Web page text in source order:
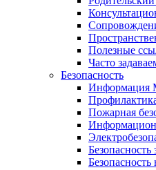
Полезные
Часто
Безопасность
Информация
Пожарная
Безопасность
Безопасность